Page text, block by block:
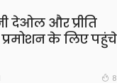
देओल और प्रीति
प्रमोशन के लिए पहुंचे
8